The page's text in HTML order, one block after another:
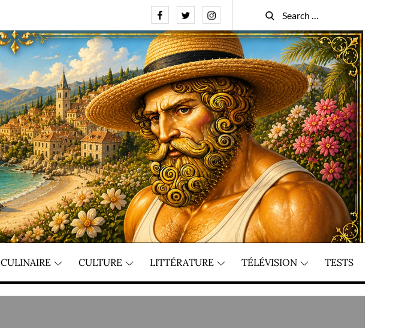
FacebookTwitterInstagram
Search
for:
Search
CULINAIRE CULTURE LITTÉRATURE TÉLÉVISION TESTS